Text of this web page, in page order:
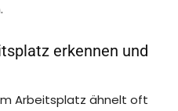
erkennen und
Arbeitsplatz ähnelt oft